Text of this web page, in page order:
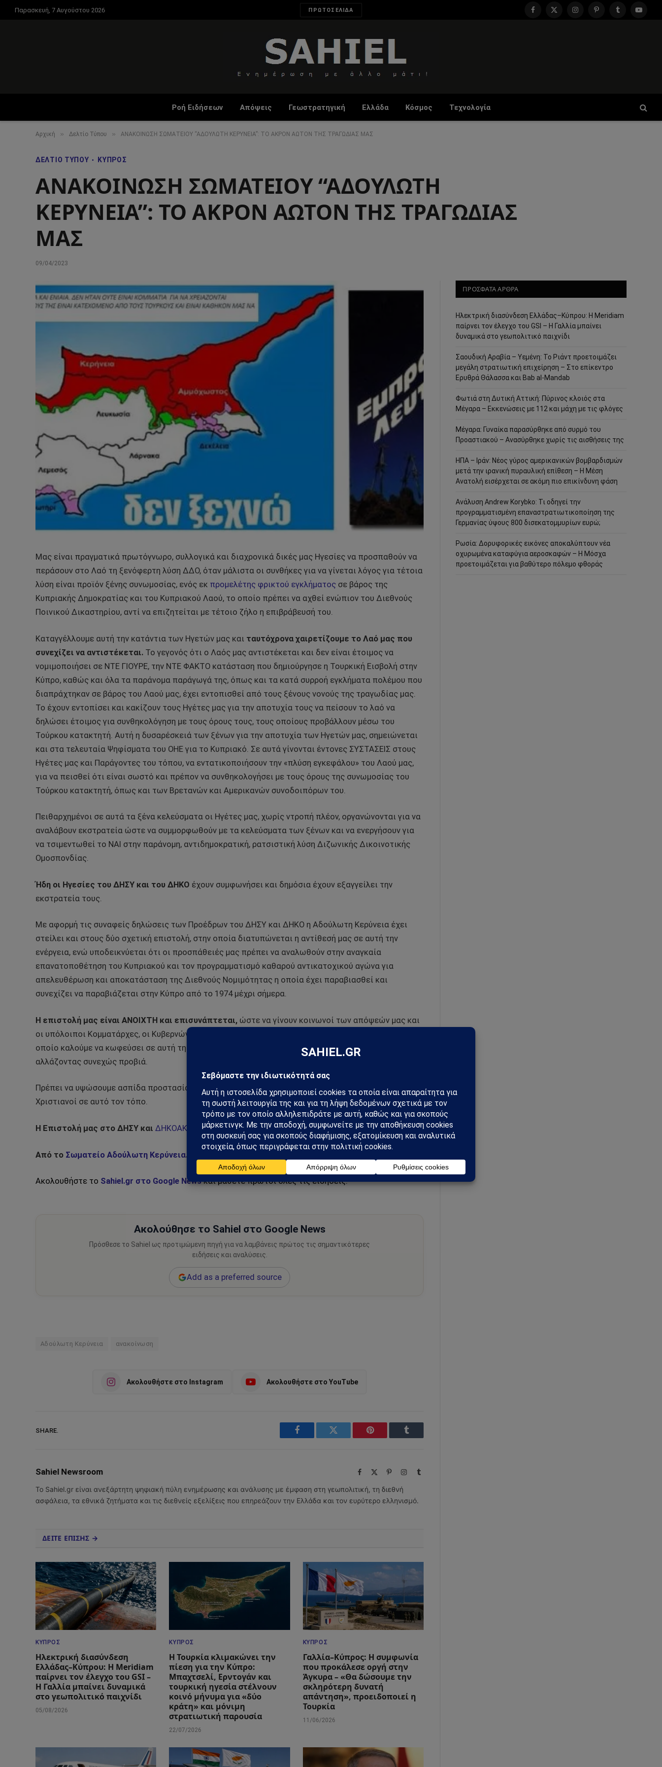
Παρασκευή, 7 Αυγούστου 2026 ΠΡΩΤΟΣΕΛΙΔΑ
Facebook
X
InstagramPinterestTumblr
Ροή Ειδήσεων Απόψεις Γεωστρατηγική Ελλάδα Κόσμος Τεχνολογία
Αρχική » Δελτίο Τύπου » ΑΝΑΚΟΙΝΩΣΗ ΣΩΜΑΤΕΙΟΥ “ΑΔΟΥΛΩΤΗ ΚΕΡΥΝΕΙΑ”: ΤΟ ΑΚΡΟΝ ΑΩΤΟΝ ΤΗΣ ΤΡΑΓΩΔΙΑΣ ΜΑΣ
ΔΕΛΤΊΟ ΤΎΠΟΥ ΚΎΠΡΟΣ
ΑΝΑΚΟΙΝΩΣΗ ΣΩΜΑΤΕΙΟΥ “ΑΔΟΥΛΩΤΗ
ΚΕΡΥΝΕΙΑ”: ΤΟ ΑΚΡΟΝ ΑΩΤΟΝ ΤΗΣ ΤΡΑΓΩΔΙΑΣ
ΜΑΣ
09/04/2023
Μας είναι πραγματικά πρωτόγνωρο, συλλογικά και διαχρονικά δικές μας Ηγεσίες να προσπαθούν να
περάσουν στο Λαό τη ξενόφερτη λύση ΔΔΟ, όταν μάλιστα οι συνθήκες για να γίνεται λόγος για τέτοια
λύση είναι προϊόν ξένης συνωμοσίας, ενός εκ προμελέτης φρικτού εγκλήματος σε βάρος της
Κυπριακής Δημοκρατίας και του Κυπριακού Λαού, το οποίο πρέπει να αχθεί ενώπιον του Διεθνούς
Ποινικού Δικαστηρίου, αντί να επιζητείται με τέτοιο ζήλο η επιβράβευσή του.
Καταγγέλλουμε αυτή την κατάντια των Ηγετών μας και ταυτόχρονα χαιρετίζουμε το Λαό μας που
συνεχίζει να αντιστέκεται. Το γεγονός ότι ο Λαός μας αντιστέκεται και δεν είναι έτοιμος να
νομιμοποιήσει σε ΝΤΕ ΓΙΟΥΡΕ, την ΝΤΕ ΦΑΚΤΟ κατάσταση που δημιούργησε η Τουρκική Εισβολή στην
Κύπρο, καθώς και όλα τα παράνομα παράγωγά της, όπως και τα κατά συρροή εγκλήματα πολέμου που
διαπράχτηκαν σε βάρος του Λαού μας, έχει εντοπισθεί από τους ξένους νονούς της τραγωδίας μας.
Το έχουν εντοπίσει και κακίζουν τους Ηγέτες μας για την αποτυχία τους να πείσουν το λαό να
δηλώσει έτοιμος για συνθηκολόγηση με τους όρους τους, τους οποίους προβάλλουν μέσω του
Τούρκου κατακτητή. Αυτή η δυσαρέσκειά των ξένων για την αποτυχία των Ηγετών μας, σημειώνεται
και στα τελευταία Ψηφίσματα του ΟΗΕ για το Κυπριακό. Σε αυτά γίνονται έντονες ΣΥΣΤΑΣΕΙΣ στους
Ηγέτες μας και Παράγοντες του τόπου, να εντατικοποιήσουν την «πλύση εγκεφάλου» του Λαού μας,
για να πεισθεί ότι είναι σωστό και πρέπον να συνθηκολογήσει με τους όρους της συνωμοσίας του
Τούρκου κατακτητή, όπως και των Βρετανών και Αμερικανών συνοδοιπόρων του.
Πειθαρχημένοι σε αυτά τα ξένα κελεύσματα οι Ηγέτες μας, χωρίς ντροπή πλέον, οργανώνονται για να
αναλάβουν εκστρατεία ώστε να συμμορφωθούν με τα κελεύσματα των ξένων και να ενεργήσουν για
να τσιμεντωθεί το ΝΑΙ στην παράνομη, αντιδημοκρατική, ρατσιστική λύση Διζωνικής Δικοινοτικής
Ομοσπονδίας.
Ήδη οι Ηγεσίες του ΔΗΣΥ και του ΔΗΚΟ έχουν συμφωνήσει και δημόσια έχουν εξαγγείλει την
εκστρατεία τους.
Με αφορμή τις συναφείς δηλώσεις των Προέδρων του ΔΗΣΥ και ΔΗΚΟ η Αδούλωτη Κερύνεια έχει
στείλει και στους δύο σχετική επιστολή, στην οποία διατυπώνεται η αντίθεσή μας σε αυτή την
ενέργεια, ενώ υποδεικνύεται ότι οι προσπάθειές μας πρέπει να αναλωθούν στην αναγκαία
επανατοποθέτηση του Κυπριακού και τον προγραμματισμό καθαρού αντικατοχικού αγώνα για
απελευθέρωση και αποκατάσταση της Διεθνούς Νομιμότητας η οποία έχει παραβιασθεί και
συνεχίζει να παραβιάζεται στην Κύπρο από το 1974 μέχρι σήμερα.
Η επιστολή μας είναι ΑΝΟΙΧΤΗ και επισυνάπτεται, ώστε να γίνουν κοινωνοί των απόψεών μας και
οι υπόλοιποι Κομματάρχες, οι Κυβερνώντες και Παράγοντες του τόπου, και ιδιαίτερα ο Λαός τον
οποίο καλούμε να κωφεύσει σε αυτή τη νέα έκφραση της προδοσίας που διαχρονικά συνεχίζεται,
αλλάζοντας συνεχώς προβιά.
Πρέπει να υψώσουμε ασπίδα προστασίας της Κυπριακής Δημοκρατίας
και της ύπαρξης μας, ως
Χριστιανοί σε αυτό τον τόπο.
Η Επιστολή μας στο ΔΗΣΥ και ΔΗΚΟΑΚ32202305042023, ΕΠΙΣΤΟΛΗ ΣΤΟ ΔΗΚΟ ΔΗΣΥ20230406
Από το Σωματείο Αδούλωτη Κερύνεια.
Ακολουθήστε το Sahiel.gr στο Google Newsκαι μάθετε πρώτοι όλες τις ειδήσεις.
Ακολούθησε το Sahiel στο Google News
Πρόσθεσε το Sahiel ως προτιμώμενη πηγή για να λαμβάνεις πρώτος τις σημαντικότερες
ειδήσεις και αναλύσεις.
Add as a preferred source
Αδούλωτη Κερύνεια ανακοίνωση
Ακολουθήστε στο Instagram Ακολουθήστε στο YouTube
SHARE.
Facebook Twitter Pinterest Tumblr
Sahiel Newsroom Facebook PinterestInstagram
Tumblr
Το Sahiel.gr είναι ανεξάρτητη ψηφιακή πύλη ενημέρωσης και ανάλυσης με έμφαση στη γεωπολιτική, τη διεθνή
ασφάλεια, τα εθνικά ζητήματα και τις διεθνείς εξελίξεις που επηρεάζουν την Ελλάδα και τον ευρύτερο ελληνισμό.
ΔΕΙΤΕ ΕΠΙΣΗΣ →
ΚΎΠΡΟΣ
Ηλεκτρική διασύνδεση
Ελλάδας–Κύπρου: Η Meridiam
παίρνει τον έλεγχο του GSI –
Η Γαλλία μπαίνει δυναμικά
στο γεωπολιτικό παιχνίδι
05/08/2026
ΚΎΠΡΟΣ
Η Τουρκία κλιμακώνει την
πίεση για την Κύπρο:
Μπαχτσελί, Ερντογάν και
τουρκική ηγεσία στέλνουν
κοινό μήνυμα για «δύο
κράτη» και μόνιμη
στρατιωτική παρουσία
22/07/2026
ΚΎΠΡΟΣ
Γαλλία–Κύπρος: Η συμφωνία
που προκάλεσε οργή στην
Άγκυρα – «Θα δώσουμε την
σκληρότερη δυνατή
απάντηση», προειδοποιεί η
Τουρκία
11/06/2026
ΠΡΟΣΦΑΤΑ ΑΡΘΡΑ
Ηλεκτρική διασύνδεση Ελλάδας–Κύπρου: Η Meridiam
παίρνει τον έλεγχο του GSI – Η Γαλλία μπαίνει
δυναμικά στο γεωπολιτικό παιχνίδι
Σαουδική Αραβία – Υεμένη: Το Ριάντ προετοιμάζει
μεγάλη στρατιωτική επιχείρηση – Στο επίκεντρο
Ερυθρά Θάλασσα και Bab al-Mandab
Φωτιά στη Δυτική Αττική: Πύρινος κλοιός στα
Μέγαρα – Εκκενώσεις με 112 και μάχη με τις φλόγες
Μέγαρα: Γυναίκα παρασύρθηκε από συρμό του
Προαστιακού – Ανασύρθηκε χωρίς τις αισθήσεις της
ΗΠΑ – Ιράν: Νέος γύρος αμερικανικών βομβαρδισμών
μετά την ιρανική πυραυλική επίθεση – Η Μέση
Ανατολή εισέρχεται σε ακόμη πιο επικίνδυνη φάση
Ανάλυση Andrew Korybko: Τι οδηγεί την
προγραμματισμένη επαναστρατιωτικοποίηση της
Γερμανίας ύψους 800 δισεκατομμυρίων ευρώ;
Ρωσία: Δορυφορικές εικόνες αποκαλύπτουν νέα
οχυρωμένα καταφύγια αεροσκαφών – Η Μόσχα
προετοιμάζεται για βαθύτερο πόλεμο φθοράς